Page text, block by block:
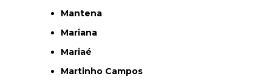
Mantena
Mariana
Mariaé
Martinho Campos